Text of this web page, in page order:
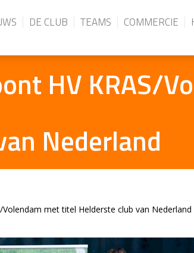
DE CLUB TEAMS COMMERCIE
HV KRAS/
Nederland
Volendam met titel Helderste club van Nederland